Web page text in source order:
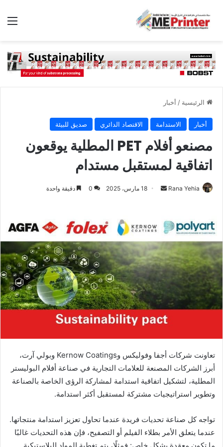
الرئيسية / أخبار
أخبار الاستدامة الاقتصاد الدائري صديق للبيئة
مصنعو أفلام PET المطلية يوقعون
اتفاقية لمستقبل مستدام
Rana Yehia
أرسل 18 مارس، 2025 0 دقيقة واحدة
تعاونت شركات أجفا وفوليكس وKernow Coatings وبولي آرت،
أبرز الشركات المصنعة للعلامات التجارية في صناعة أفلام البوليستر
المطلية، لتشكيل اتفاقية استدامة لمشاركة الرؤى الخاصة بالصناعة
وتطوير استراتيجيات مشتركة لمستقبل أكثر استدامة.
تواجه كل صناعة تحديات فريدة عندما تحاول تعزيز استدامة منتجاتها.
عندما يتعلق الأمر بطلاء الفيلم أو التصفيح، فإن هذه التحديات غالبًا